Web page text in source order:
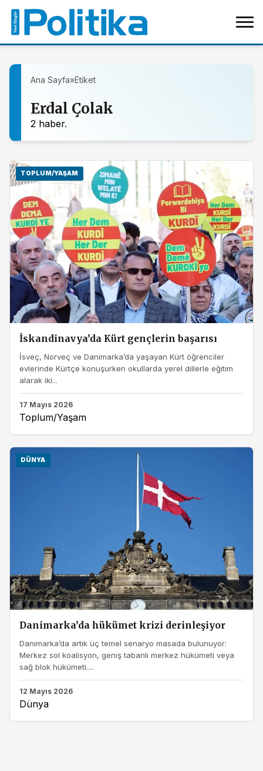
Ana Sayfa»Etiket
Erdal Çolak
2 haber.
TOPLUM/YAŞAM
İskandinavya’da Kürt gençlerin başarısı
İsveç, Norveç ve Danimarka’da yaşayan Kürt öğrenciler
evlerinde Kürtçe konuşurken okullarda yerel dillerle eğitim
alarak iki...
17 Mayıs 2026
Toplum/Yaşam
DÜNYA
Danimarka’da hükümet krizi derinleşiyor
Danimarka’da artık üç temel senaryo masada bulunuyor:
Merkez sol koalisyon, geniş tabanlı merkez hükümeti veya
sağ blok hükümeti....
12 Mayıs 2026
Dünya